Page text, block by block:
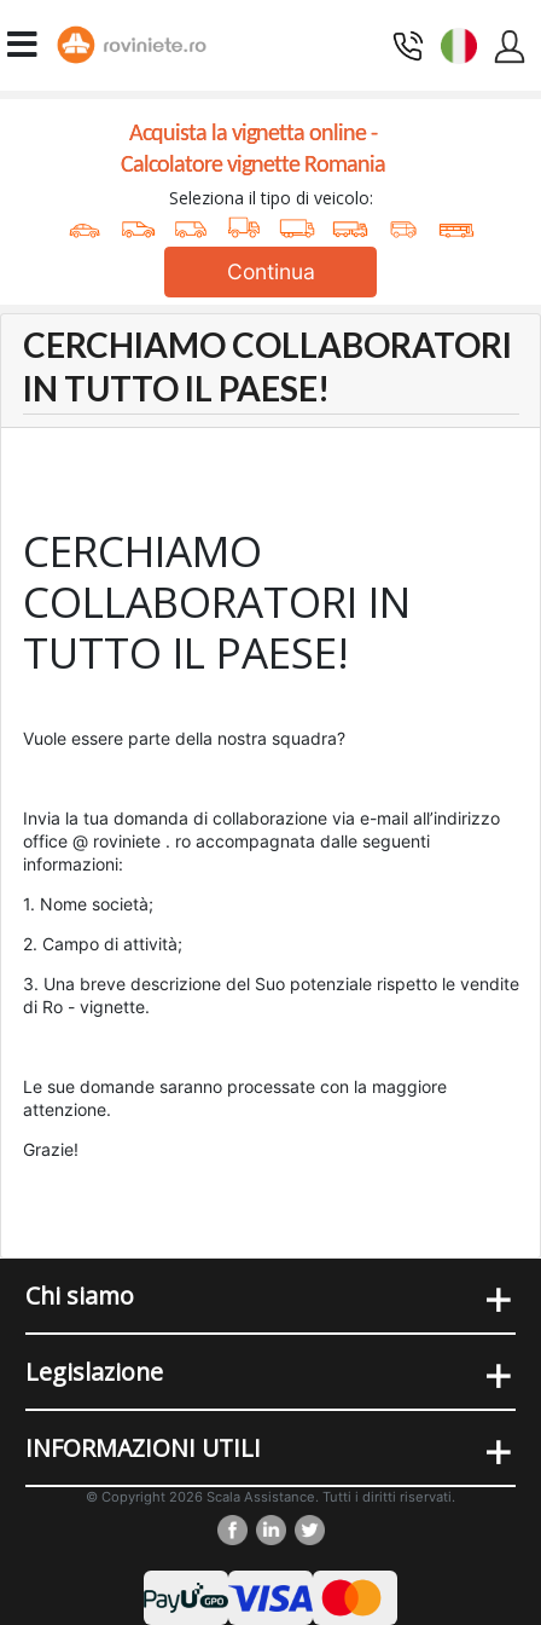
Acquista la vignetta online -
Calcolatore vignette Romania
Seleziona il tipo di veicolo:
Continua
CERCHIAMO COLLABORATORI
IN TUTTO IL PAESE!
CERCHIAMO
COLLABORATORI IN
TUTTO IL PAESE!
Vuole essere parte della nostra squadra?
Invia la tua domanda di collaborazione via e-mail all’indirizzo
office @ roviniete . ro accompagnata dalle seguenti
informazioni:
1. Nome società;
2. Campo di attività;
3. Una breve descrizione del Suo potenziale rispetto le vendite
di Ro - vignette.
Le sue domande saranno processate con la maggiore
attenzione.
Grazie!
Chi siamo +
Legislazione +
INFORMAZIONI UTILI +
© Copyright 2026 Scala Assistance. Tutti i diritti riservati.